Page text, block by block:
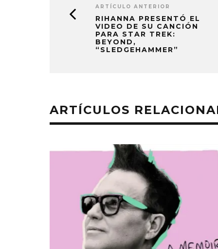
ARTÍCULO ANTERIOR
RIHANNA PRESENTÓ EL
VIDEO DE SU CANCIÓN
PARA STAR TREK:
BEYOND,
“SLEDGEHAMMER”
ARTÍCULOS